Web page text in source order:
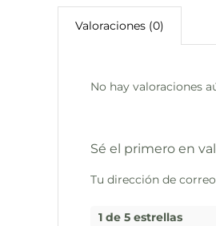
Valoraciones (0)
No hay valoraciones
Sé el primero en
Tu dirección de
1 de 5 estrellas